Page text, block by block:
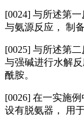
[0024] 与所述第
与氨源反应， 制
[0025] 与所述第
与强碱进行水解
酰胺。
[0026] 在一实施
设有脱氨器， 用